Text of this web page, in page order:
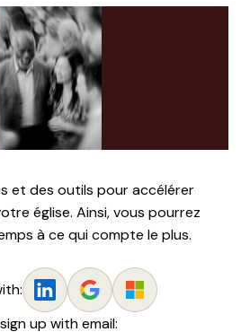
et des outils pour accélérer
église. Ainsi, vous pourrez
à ce qui compte le plus.
up with email: